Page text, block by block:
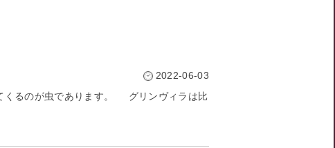
2022-06-03
くるのが虫であります。 グリンヴィラは比